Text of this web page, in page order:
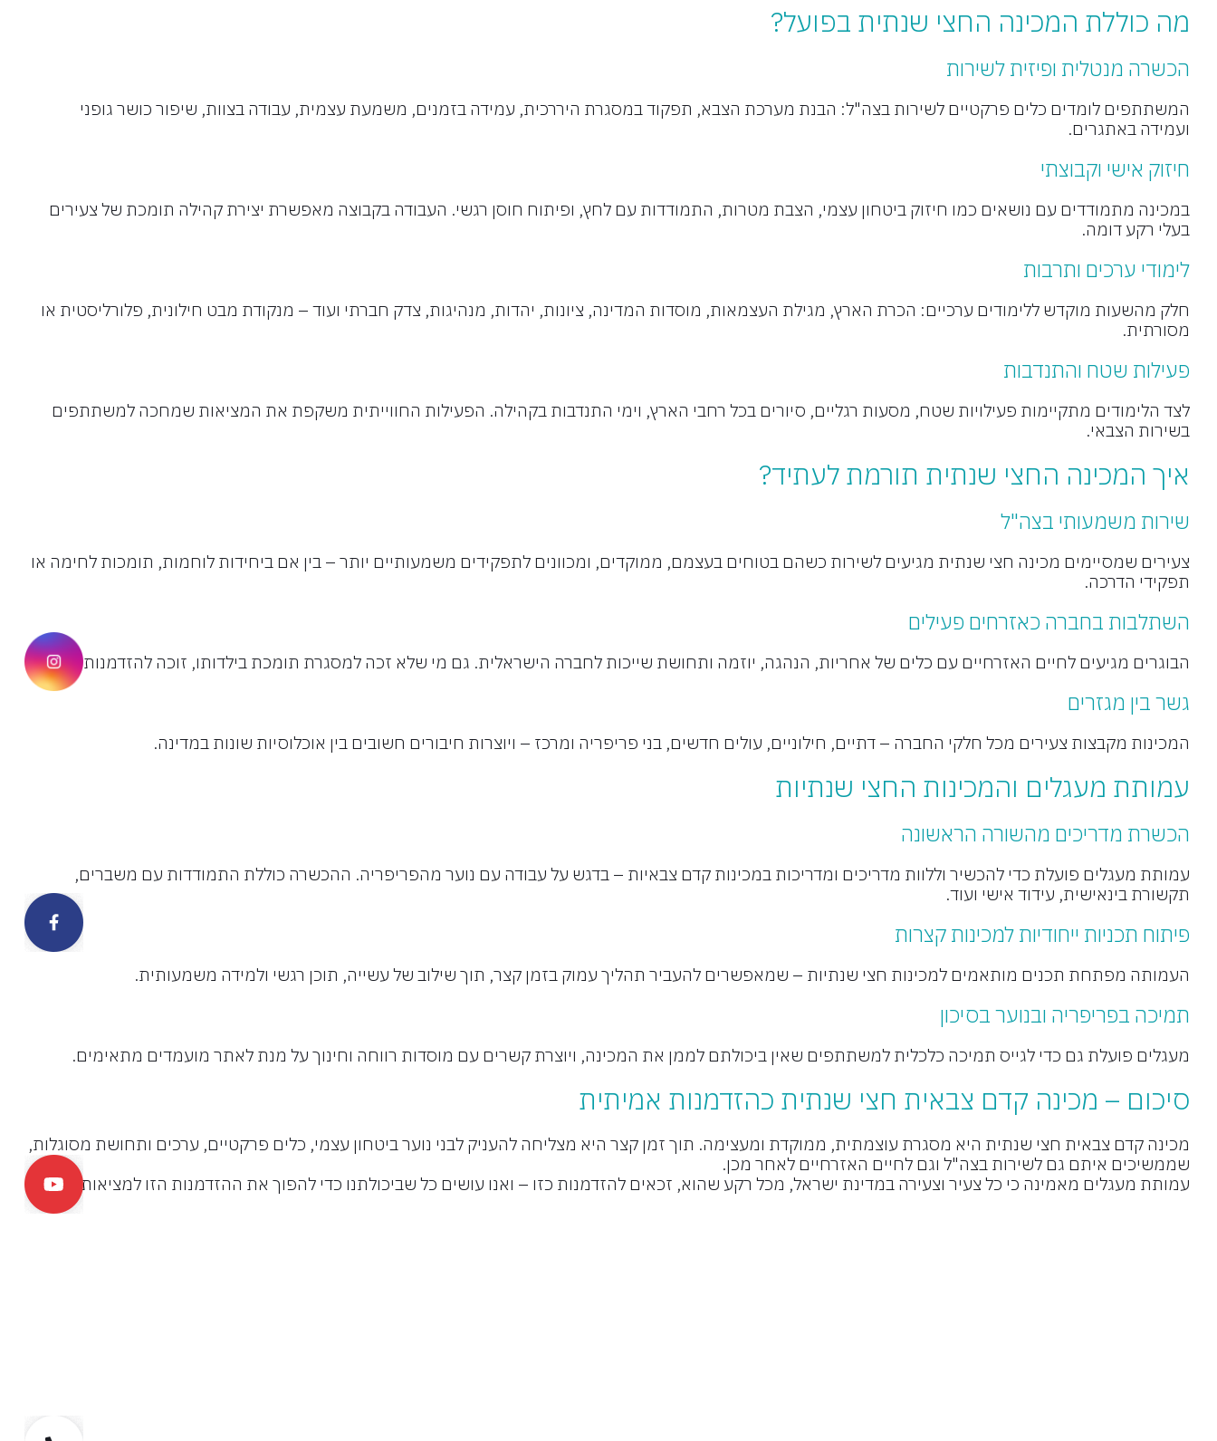
מה כוללת המכינה החצי שנתית בפועל?
הכשרה מנטלית ופיזית לשירות
המשתתפים לומדים כלים פרקטיים לשירות בצה"ל: הבנת מערכת הצבא, תפקוד במסגרת היררכית, עמידה בזמנים, משמעת עצמית, עבודה בצוות, שיפור כושר גופני
ועמידה באתגרים.
חיזוק אישי וקבוצתי
במכינה מתמודדים עם נושאים כמו חיזוק ביטחון עצמי, הצבת מטרות, התמודדות עם לחץ, ופיתוח חוסן רגשי. העבודה בקבוצה מאפשרת יצירת קהילה תומכת של צעירים
בעלי רקע דומה.
לימודי ערכים ותרבות
חלק מהשעות מוקדש ללימודים ערכיים: הכרת הארץ, מגילת העצמאות, מוסדות המדינה, ציונות, יהדות, מנהיגות, צדק חברתי ועוד – מנקודת מבט חילונית, פלורליסטית או
מסורתית.
פעילות שטח והתנדבות
לצד הלימודים מתקיימות פעילויות שטח, מסעות רגליים, סיורים בכל רחבי הארץ, וימי התנדבות בקהילה. הפעילות החווייתית משקפת את המציאות שמחכה למשתתפים
בשירות הצבאי.
איך המכינה החצי שנתית תורמת לעתיד?
שירות משמעותי בצה"ל
צעירים שמסיימים מכינה חצי שנתית מגיעים לשירות כשהם בטוחים בעצמם, ממוקדים, ומכוונים לתפקידים משמעותיים יותר – בין אם ביחידות לוחמות, תומכות לחימה או
תפקידי הדרכה.
השתלבות בחברה כאזרחים פעילים
הבוגרים מגיעים לחיים האזרחיים עם כלים של אחריות, הנהגה, יוזמה ותחושת שייכות לחברה הישראלית. גם מי שלא זכה למסגרת תומכת בילדותו, זוכה להזדמנות חדשה.
גשר בין מגזרים
המכינות מקבצות צעירים מכל חלקי החברה – דתיים, חילוניים, עולים חדשים, בני פריפריה ומרכז – ויוצרות חיבורים חשובים בין אוכלוסיות שונות במדינה.
עמותת מעגלים והמכינות החצי שנתיות
הכשרת מדריכים מהשורה הראשונה
עמותת מעגלים פועלת כדי להכשיר וללוות מדריכים ומדריכות במכינות קדם צבאיות – בדגש על עבודה עם נוער מהפריפריה. ההכשרה כוללת התמודדות עם משברים,
תקשורת בינאישית, עידוד אישי ועוד.
פיתוח תכניות ייחודיות למכינות קצרות
העמותה מפתחת תכנים מותאמים למכינות חצי שנתיות – שמאפשרים להעביר תהליך עמוק בזמן קצר, תוך שילוב של עשייה, תוכן רגשי ולמידה משמעותית.
תמיכה בפריפריה ובנוער בסיכון
מעגלים פועלת גם כדי לגייס תמיכה כלכלית למשתתפים שאין ביכולתם לממן את המכינה, ויוצרת קשרים עם מוסדות רווחה וחינוך על מנת לאתר מועמדים מתאימים.
סיכום – מכינה קדם צבאית חצי שנתית כהזדמנות אמיתית
מכינה קדם צבאית חצי שנתית היא מסגרת עוצמתית, ממוקדת ומעצימה. תוך זמן קצר היא מצליחה להעניק לבני נוער ביטחון עצמי, כלים פרקטיים, ערכים ותחושת מסוגלות,
שממשיכים איתם גם לשירות בצה"ל וגם לחיים האזרחיים לאחר מכן.
עמותת מעגלים מאמינה כי כל צעיר וצעירה במדינת ישראל, מכל רקע שהוא, זכאים להזדמנות כזו – ואנו עושים כל שביכולתנו כדי להפוך את ההזדמנות הזו למציאות.